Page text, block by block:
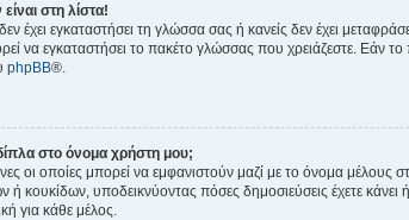
στη λίστα!
δεν έχει εγκαταστήσει τη γλώσσα σας ή κανείς δεν έχει
να εγκαταστήσει το πακέτο γλώσσας που χρειάζεστε. Εάν
phpBB®.
δίπλα στο όνομα χρήστη μου;
οι οποίες μπορεί να εμφανιστούν μαζί με το όνομα μέλους
κουκίδων, υποδεικνύοντας πόσες δημοσιεύσεις έχετε
για κάθε μέλος.